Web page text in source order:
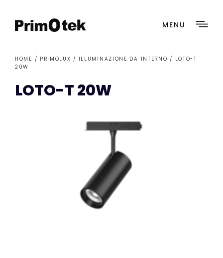
MENU
HOME / PRIMOLUX / ILLUMINAZIONE DA INTERNO / LOTO-T
20W
LOTO-T 20W